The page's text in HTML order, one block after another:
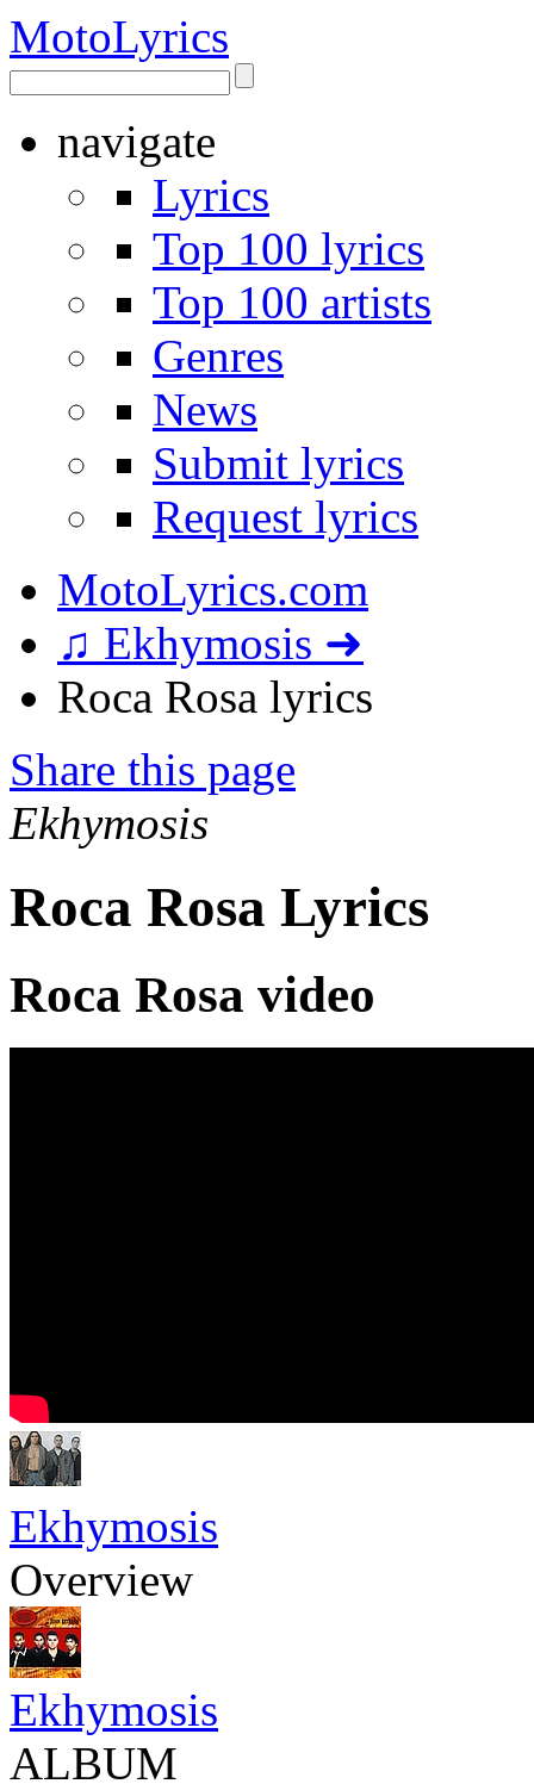
MotoLyrics
navigate
Lyrics
Top 100 lyrics
Top 100 artists
Genres
News
Submit lyrics
Request lyrics
MotoLyrics.com
♫ Ekhymosis ➜
Roca Rosa lyrics
Share this page
Ekhymosis
Roca Rosa Lyrics
Roca Rosa video
Ekhymosis
Overview
Ekhymosis
ALBUM